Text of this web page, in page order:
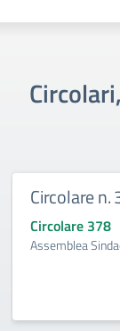
Circolare
Circolare 378
Assemblea